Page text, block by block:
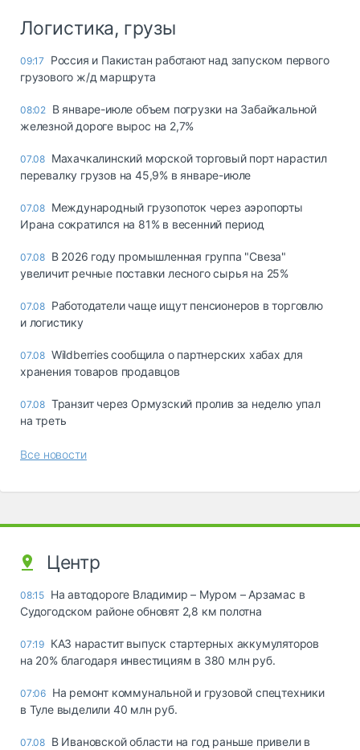
Логистика, грузы
09:17
Россия и Пакистан работают над запуском первого
грузового ж/д маршрута
08:02 В январе-июле объем погрузки на Забайкальной
железной дороге вырос на 2,7%
07.08 Махачкалинский морской торговый порт нарастил
перевалку грузов на 45,9% в январе-июле
07.08 Международный грузопоток через аэропорты
Ирана сократился на 81% в весенний период
07.08 В 2026 году промышленная группа "Свеза"
увеличит речные поставки лесного сырья на 25%
07.08 Работодатели чаще ищут пенсионеров в торговлю
и логистику
07.08 Wildberries сообщила о партнерских хабах для
хранения товаров продавцов
07.08 Транзит через Ормузский пролив за неделю упал
на треть
Все новости
Центр
08:15 На автодороге Владимир – Муром – Арзамас в
Судогодском районе обновят 2,8 км полотна
07:19 КАЗ нарастит выпуск стартерных аккумуляторов
на 20% благодаря инвестициям в 380 млн руб.
07:06 На ремонт коммунальной и грузовой спецтехники
в Туле выделили 40 млн руб.
07.08 В Ивановской области на год раньше привели в